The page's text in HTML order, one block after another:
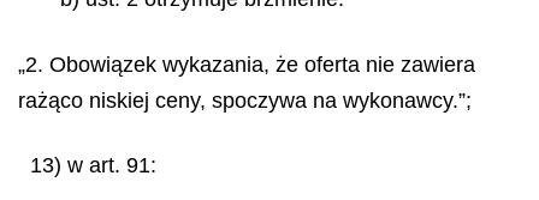
„2. Obowiązek wykazania, że oferta nie zawiera
rażąco niskiej ceny, spoczywa na wykonawcy.”;
13) w art. 91: